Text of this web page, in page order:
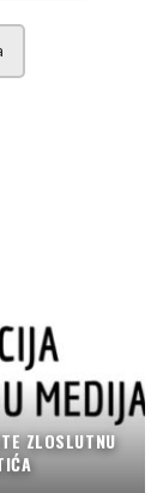
ZLOSLUTNU